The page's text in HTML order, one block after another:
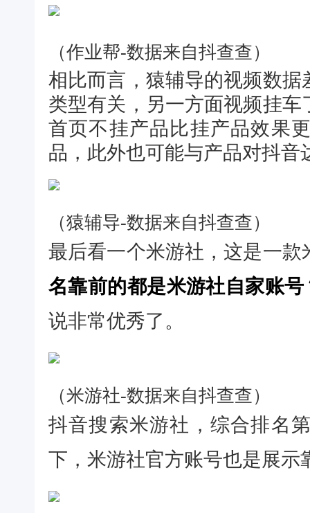
（作业帮-数据来自抖查查）
相比而言，猿辅导的视频数
类型有关，另一方面视频挂
首页不挂产品比挂产品效果
品，此外也可能与产品对抖音
（猿辅导-数据来自抖查查）
最后看一个米游社，这是一
名靠前的都是米游社自家账
说非常优秀了。
（米游社-数据来自抖查查）
抖音搜索米游社，综合排名
下，米游社官方账号也是展示